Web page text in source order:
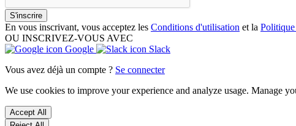
S'inscrire
En vous inscrivant, vous acceptez les Conditions d'utilisation et la
OU INSCRIVEZ-VOUS AVEC
Google
Slack
Vous avez déjà un compte ? Se connecter
We use cookies to improve your experience and analyze usage. Manage
Accept All